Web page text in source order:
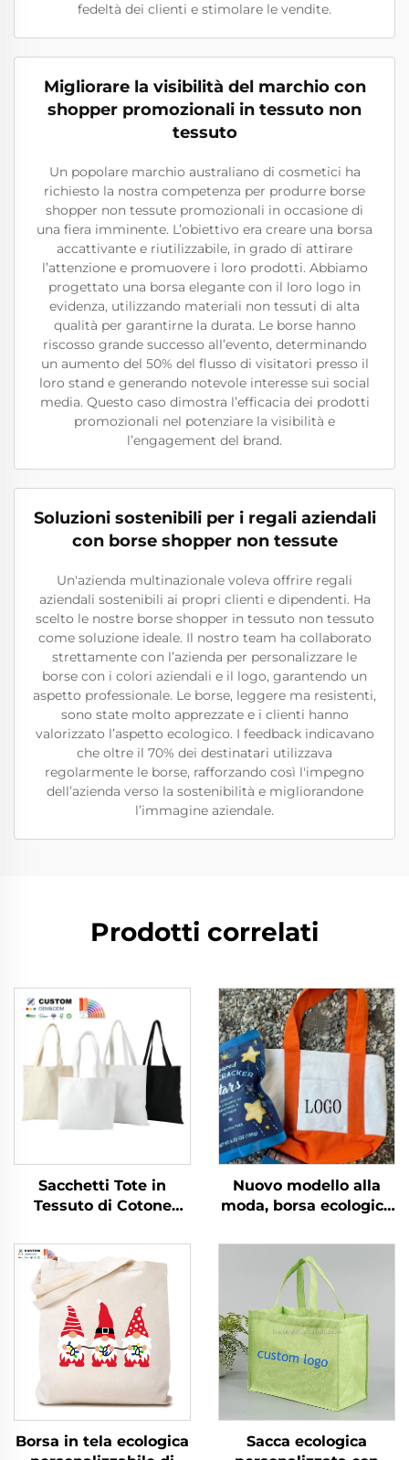
fedeltà dei clienti e stimolare le vendite.
Migliorare la visibilità del marchio con
shopper promozionali in tessuto non
tessuto
Un popolare marchio australiano di cosmetici ha
richiesto la nostra competenza per produrre borse
shopper non tessute promozionali in occasione di
una fiera imminente. L’obiettivo era creare una borsa
accattivante e riutilizzabile, in grado di attirare
l’attenzione e promuovere i loro prodotti. Abbiamo
progettato una borsa elegante con il loro logo in
evidenza, utilizzando materiali non tessuti di alta
qualità per garantirne la durata. Le borse hanno
riscosso grande successo all’evento, determinando
un aumento del 50% del flusso di visitatori presso il
loro stand e generando notevole interesse sui social
media. Questo caso dimostra l’efficacia dei prodotti
promozionali nel potenziare la visibilità e
l’engagement del brand.
Soluzioni sostenibili per i regali aziendali
con borse shopper non tessute
Un'azienda multinazionale voleva offrire regali
aziendali sostenibili ai propri clienti e dipendenti. Ha
scelto le nostre borse shopper in tessuto non tessuto
come soluzione ideale. Il nostro team ha collaborato
strettamente con l’azienda per personalizzare le
borse con i colori aziendali e il logo, garantendo un
aspetto professionale. Le borse, leggere ma resistenti,
sono state molto apprezzate e i clienti hanno
valorizzato l’aspetto ecologico. I feedback indicavano
che oltre il 70% dei destinatari utilizzava
regolarmente le borse, rafforzando così l'impegno
dell’azienda verso la sostenibilità e migliorandone
l’immagine aziendale.
Prodotti correlati
Sacchetti Tote in
Tessuto di Cotone
Personalizzati
Economici
Promozionali Borsa a
Spalla in Cotone per la
Spiaggia Estiva
Nuovo modello alla
moda, borsa ecologica
tela per donne con
tasca, borsa in cotone
con manici
personalizzata con
logo stampato
Borsa in tela ecologica
Sacca ecologica